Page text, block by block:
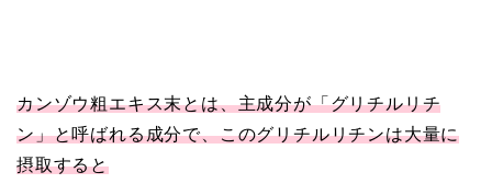
カンゾウ粗エキス末とは、主成分が「グリチルリチ
ン」と呼ばれる成分で、このグリチルリチンは大量に
摂取すると